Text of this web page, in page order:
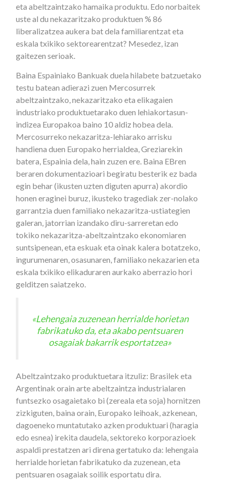
eta abeltzaintzako hamaika produktu. Edo norbaitek
uste al du nekazaritzako produktuen % 86
liberalizatzea aukera bat dela familiarentzat eta
eskala txikiko sektorearentzat? Mesedez, izan
gaitezen serioak.
Baina Espainiako Bankuak duela hilabete batzuetako
testu batean adierazi zuen Mercosurrek
abeltzaintzako, nekazaritzako eta elikagaien
industriako produktuetarako duen lehiakortasun-
indizea Europakoa baino 10 aldiz hobea dela.
Mercosurreko nekazaritza-lehiarako arrisku
handiena duen Europako herrialdea, Greziarekin
batera, Espainia dela, hain zuzen ere. Baina EBren
beraren dokumentazioari begiratu besterik ez bada
egin behar (ikusten uzten diguten apurra) akordio
honen eraginei buruz, ikusteko tragediak zer-nolako
garrantzia duen familiako nekazaritza-ustiategien
galeran, jatorrian izandako diru-sarreretan edo
tokiko nekazaritza-abeltzaintzako ekonomiaren
suntsipenean, eta eskuak eta oinak kalera botatzeko,
ingurumenaren, osasunaren, familiako nekazarien eta
eskala txikiko elikaduraren aurkako aberrazio hori
gelditzen saiatzeko.
«Lehengaia zuzenean herrialde horietan
fabrikatuko da, eta akabo pentsuaren
osagaiak bakarrik esportatzea»
Abeltzaintzako produktuetara itzuliz: Brasilek eta
Argentinak orain arte abeltzaintza industrialaren
funtsezko osagaietako bi (zereala eta soja) hornitzen
zizkiguten, baina orain, Europako leihoak, azkenean,
dagoeneko muntatutako azken produktuari (haragia
edo esnea) irekita daudela, sektoreko korporazioek
aspaldi prestatzen ari direna gertatuko da: lehengaia
herrialde horietan fabrikatuko da zuzenean, eta
pentsuaren osagaiak soilik esportatu dira.